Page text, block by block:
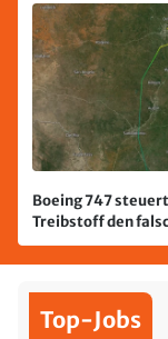
Boeing 747
Treibstoff den
Top-Jobs